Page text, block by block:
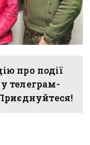
про події
телеграм-